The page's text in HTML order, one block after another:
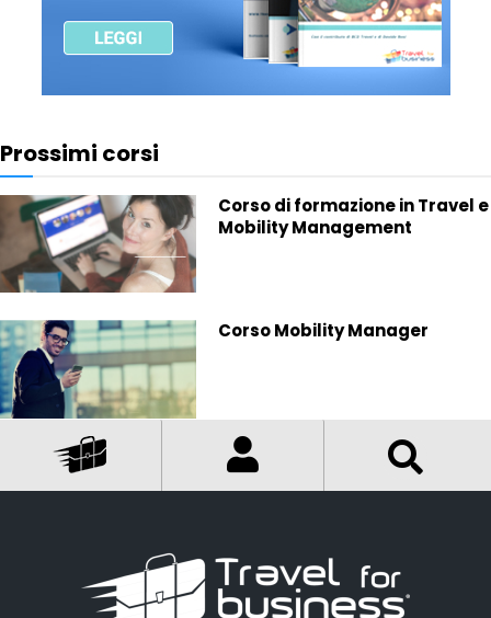
Prossimi corsi
Corso di formazione in Travel e
Mobility Management
Corso Mobility Manager